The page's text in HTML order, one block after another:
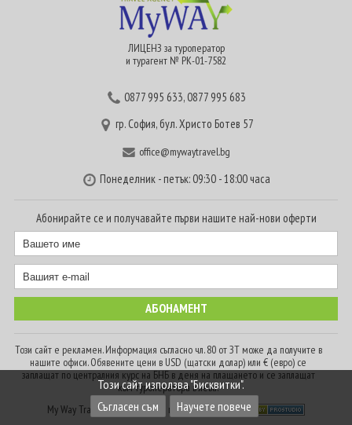
ЛИЦЕНЗ за туроператор
и турагент № РК-01-7582
0877 995 633,0877 995 683
гр. София, бул. Христо Ботев 57
office@mywaytravel.bg
Понеделник - петък: 09:30 - 18:00 часа
Абонирайте се и получавайте първи нашите най-нови оферти
Този сайт е рекламен. Информация съгласно чл. 80 от ЗТ може да получите в
нашите офиси. Обявените цени в USD (щатски долар) или € (евро) се
заплащат по централния курс на БНБ в деня на плащането и се заплащат
към туроператора в лева.
My Way Travel © 2016. Всички права запазени
Този сайт използва "Бисквитки".
Съгласен съм
Научете повече